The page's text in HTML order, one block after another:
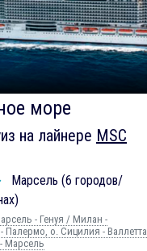
море
на лайнере MSC
Марсель (6 городов/
- Генуя / Милан -
о. Сицилия - Валлетта
Марсель